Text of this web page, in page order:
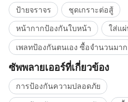
ป้ายจราจร
ชุดเกราะต่อสู้
หน้ากากป้องกันใบหน้า
ใส่แ
เพลทป้องกันตนเอง ซื้อจำนวนมาก
ซัพพลายเออร์ที่เกี่ยวข้อง
การป้องกันความปลอดภัย